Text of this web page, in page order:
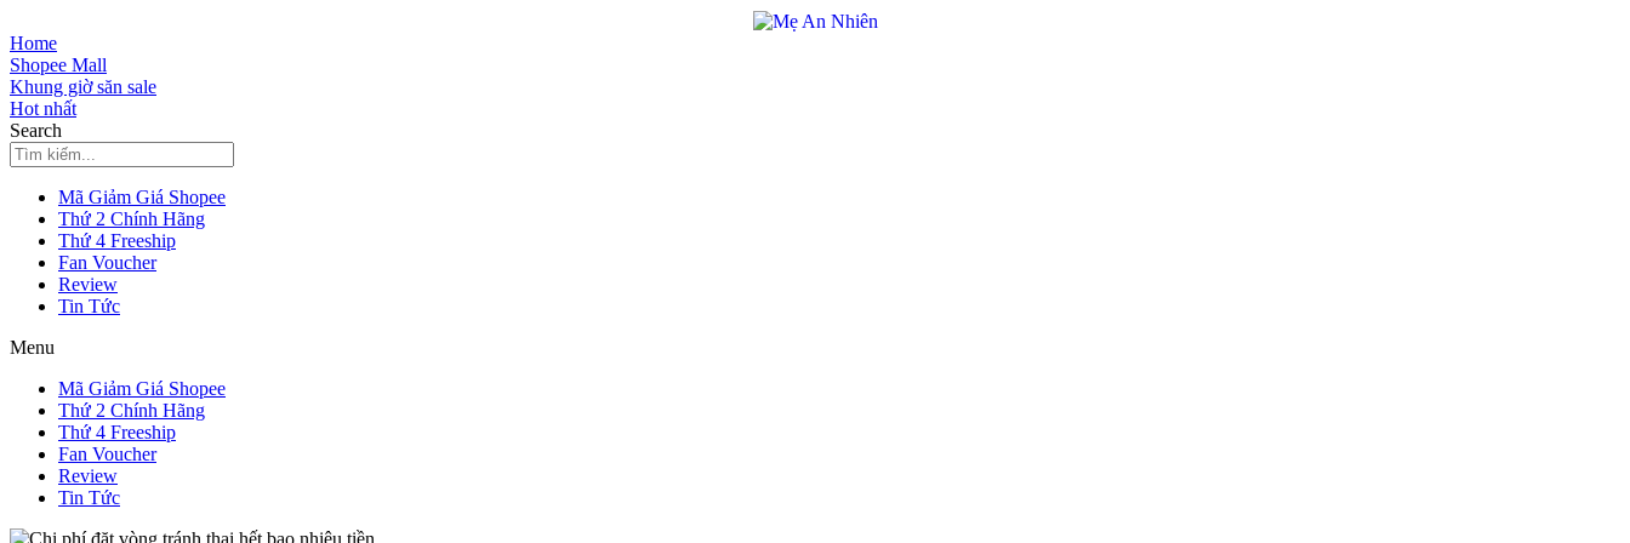
to
content
Home
Shopee Mall
Khung giờ săn sale
Hot nhất
Search
Mã Giảm Giá Shopee
Thứ 2 Chính Hãng
Thứ 4 Freeship
Fan Voucher
Review
Tin Tức
Menu
Mã Giảm Giá Shopee
Thứ 2 Chính Hãng
Thứ 4 Freeship
Fan Voucher
Review
Tin Tức